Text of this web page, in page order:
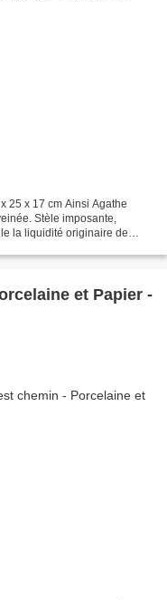
25 x 17 cm Ainsi Agathe
Stèle imposante,
la liquidité originaire de
et Papier -